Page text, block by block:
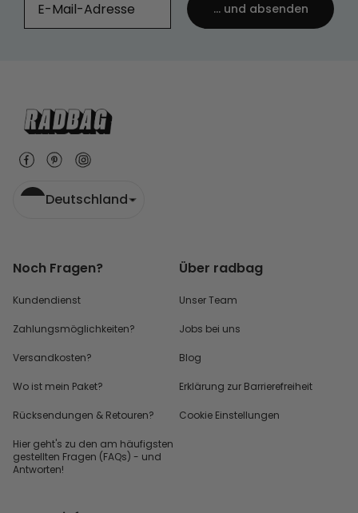
... und absenden
Deutschland
Noch Fragen?
Kundendienst
Zahlungsmöglichkeiten?
Versandkosten?
Wo ist mein Paket?
Rücksendungen & Retouren?
Hier geht's zu den am häufigsten
gestellten Fragen (FAQs) - und
Antworten!
Über radbag
Unser Team
Jobs bei uns
Blog
Erklärung zur Barrierefreiheit
Cookie Einstellungen